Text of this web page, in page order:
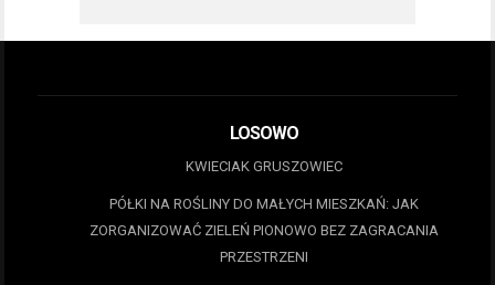
LOSOWO
KWIECIAK GRUSZOWIEC
PÓŁKI NA ROŚLINY DO MAŁYCH MIESZKAŃ: JAK
ZORGANIZOWAĆ ZIELEŃ PIONOWO BEZ ZAGRACANIA
PRZESTRZENI